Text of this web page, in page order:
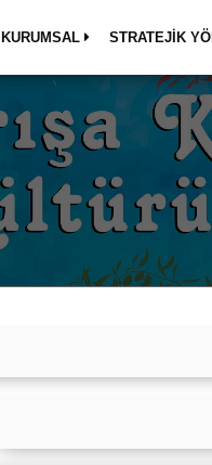
KURUMSAL STRATEJİK